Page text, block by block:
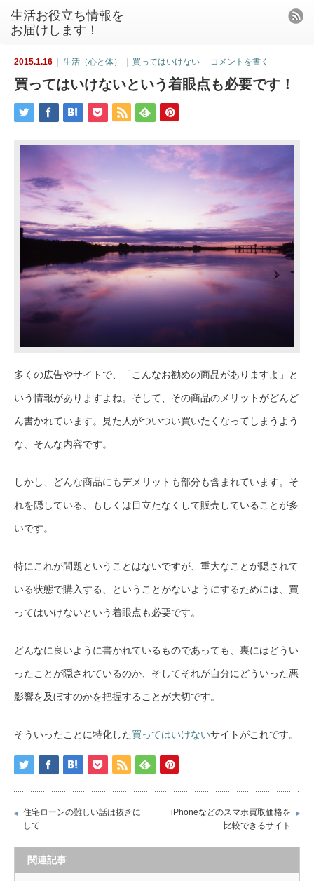
生活お役立ち情報を
お届けします！
2015.1.16 生活（心と体） 買ってはいけない コメントを書く
買ってはいけないという着眼点も必要です！
多くの広告やサイトで、「こんなお勧めの商品がありますよ」と
いう情報がありますよね。そして、その商品のメリットがどんど
ん書かれています。見た人がついつい買いたくなってしまうよう
な、そんな内容です。
しかし、どんな商品にもデメリットも部分も含まれています。そ
れを隠している、もしくは目立たなくして販売していることが多
いです。
特にこれが問題ということはないですが、重大なことが隠されて
いる状態で購入する、ということがないようにするためには、買
ってはいけないという着眼点も必要です。
どんなに良いように書かれているものであっても、裏にはどうい
ったことが隠されているのか、そしてそれが自分にどういった悪
影響を及ぼすのかを把握することが大切です。
そういったことに特化した買ってはいけないサイトがこれです。
住宅ローンの難しい話は抜きに
して
iPhoneなどのスマホ買取価格を
比較できるサイト
関連記事